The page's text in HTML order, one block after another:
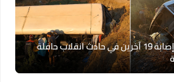
مصرع 6 أشخاص وإصابة 19 آخرين في حادث انقلاب حافلة